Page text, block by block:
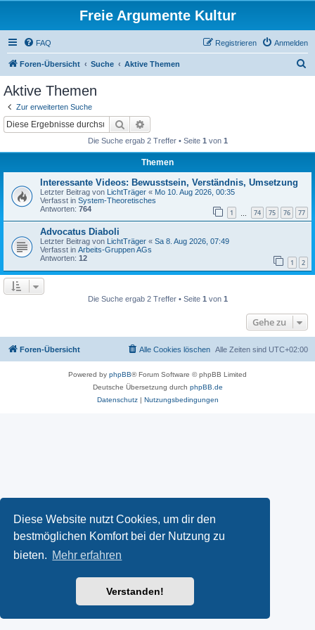
Diese Website nutzt Cookies, um dir den
bestmöglichen Komfort bei der Nutzung zu
bieten. Mehr erfahren
Verstanden!
Freie Argumente Kultur
FAQ Anmelden
Registrieren
Foren-Übersicht Suche Aktive Themen
Aktive Themen
Zur erweiterten Suche
Suche
Die Suche ergab 2 Treffer • Seite 1 von 1
Themen
Interessante Videos: Bewusstsein, Verständnis, Umsetzung
Letzter Beitrag von LichtTräger « Mo 10. Aug 2026, 00:35
Verfasst in System-Theoretisches
Antworten: 764 1 74 75 76 77
Advocatus Diaboli
Letzter Beitrag von LichtTräger « Sa 8. Aug 2026, 07:49
Verfasst in Arbeits-Gruppen AGs
Antworten: 12 1 2
Die Suche ergab 2 Treffer • Seite 1 von 1
Gehe zu
Foren-Übersicht Alle Zeiten sind UTC+02:00
Alle Cookies löschen
Powered by phpBB® Forum Software © phpBB Limited
Deutsche Übersetzung durch phpBB.de
Datenschutz| Nutzungsbedingungen